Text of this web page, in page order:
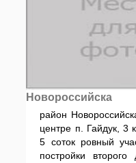
Новороссийска
район
центре п. Гайдук, 3
5 соток ровный
постройки